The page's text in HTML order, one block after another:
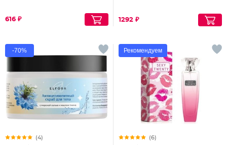
616 ₽ 1292 ₽
-70%
(4)
Рекомендуем
(6)